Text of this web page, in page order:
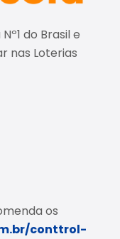
do Brasil e
nas Loterias
os
conttrol-